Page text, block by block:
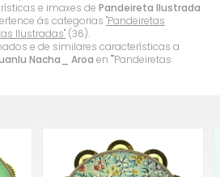
e imaxes de Pandeireta Ilustrada
ás categorias "Pandeiretas
Ilustradas" (36).
e de similares características a
Nacha_ Aroa en ""Pandeiretas